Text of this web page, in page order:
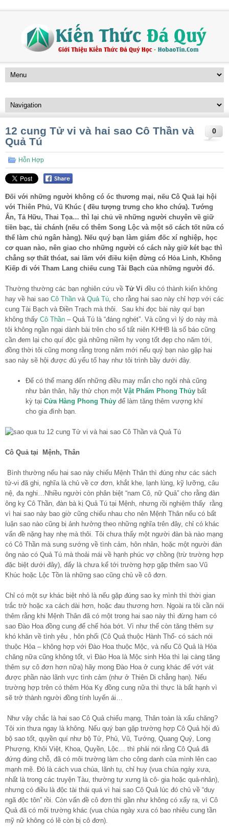
0
12 cung Tử vi và hai sao Cô Thần và
Quả Tú
Hỗn Hợp
Đối với những người không có óc thương mại, nếu Cô Quả lại hội
với Thiên Phủ, Vũ Khúc ( đều tượng trưng cho kho chứa). Tướng
Ấn, Tả Hữu, Thai Tọa… thì lại chủ về những người chuyên về giữ
tiền bạc, tài chánh (nếu có thêm Song Lộc và một số cách tốt nữa có
thể làm chủ ngân hàng). Nếu quý bạn làm giám đốc xí nghiệp, học
cơ quan nào, nên giao cho những người có cách này giữ két bạc thì
chẳng sợ thất thóat, sai lầm với điều kiện đừng có Hỏa Linh, Không
Kiếp đi với Tham Lang chiếu cung Tài Bạch của những người đó.
Thường thường các bạn nghiên cứu về Tử Vi đều có thành kiến không
hay về hai sao Cô Thần và Quả Tú , cho rằng hai sao này chỉ hợp với các
cung Tài Bạch và Điền Trạch mà thôi. Sau khi đọc bài này quí bạn
không thấy Cô Thần – Quả Tú là “đáng nghét”. Và cũng vì lý do này mà
tôi không ngần ngại dành bài trên cho số tất niên KHHB là số báo cũng
cần đem lại cho quí độc giả những niềm hy vọng tốt đẹp cho năm tới,
đồng thời tôi cũng mong rằng trong năm mới nếu quý bạn nào gặp hai
sao này sẽ hội được đủ yếu tố hay như tôi trình bầy dưới đây.
Để có thể mang đến những điều may mắn cho ngôi nhà cũng
như bản thân, hãy thử chọn một Vật Phẩm Phong Thủy bất
kỳ tại Cửa Hàng Phong Thủy để làm tăng thêm vượng khí
cho gia đình bạn.
Cô Quả tại Mệnh, Thân
Bình thường nếu hai sao này chiếu Mệnh Thân thì đúng như các sách
tử-vi đã ghi, nghĩa là chủ về cơ đơn, khắt khe, lạnh lùng, kỹ lưỡng, câu
nệ, đa nghi…Nhiều người còn phân biệt “nam Cô, nữ Quả” cho rằng đàn
ông kỵ Cô Thần, đàn bà kị Quả Tú tại Mệnh, nhưng rồi nghiệm thấy rằng
vì hai sao này bao giờ cũng chiếu nhau cho nên Mệnh Thân nếu có bất
luận sao nào cũng bị ảnh hưởng theo những nghĩa trên đây, chỉ có khác
vấn đề nặng hay nhẹ mà thôi. Tôi chưa thấy một người đàn bà nào mạng
có Cô Thần mà sung sướng về tình cảm, hôn nhân, hoặc một người đàn
ông nào có Quả Tú mà thoải mái về hạnh phúc vợ chồng (trừ trường hợp
đặc biệt dưới đây), đấy là chưa kể tới trường hợp gặp thêm sao Vũ
Khúc hoặc Lộc Tồn là những sao cũng chủ về cô đơn.
Chỉ có một sự khác biệt nhỏ là nếu gặp đúng sao kỵ mình thì thời gian
trắc trở hoặc xa cách dài hơn, hoặc đau thương hơn. Ngoài ra tôi cần nói
thêm rằng khi Mệnh Thân đã có một trong hai sao này thì đừng ham có
sao Đào Hoa đồng cung để chế hóa bớt. Vì như thế còn tăng thêm sự
khó khăn về tình yêu , hôn phối (Cô Quả thuộc Hành Thổ- có sách nói
thuộc Hỏa – không hợp với Đào Hoa thuộc Mộc, và nếu Cô Quả là Hỏa
chăng nữa cũng không tốt, vì Đào Hoa là Mộc sinh Hỏa thì lại càng tăng
thêm sự cô đơn hơn nữa) hãy mong Đào Hoa ở cung khác để vớt vát
được phần nào lãnh vực tình cảm (như ở Thiên Di chẳng hạn). Nếu
trường hợp trên có thêm Hóa Kỵ đồng cung nữa thì thực là bất hạnh vì
sẽ trở thành người đồng tính luyến ái…
Như vậy chắc là hai sao Cô Quả chiếu mạng, Thân toàn là xấu chăng?
Tôi xin thưa ngay là không. Nếu quý bạn gặp trường hợp Cô Quả hội đủ
bộ sao tốt, quyền quí như bộ Tử, Phủ, Vũ, Tướng, Quang Quý, Long
Phượng, Khôi Việt, Khoa, Quyền, Lộc… thì phải nói rằng Cô Quả đã
đứng đúng chỗ, đã có môi trường làm cho công danh của mình lên cao
mạnh mẽ. Đó là cách vua chúa, lãnh tụ, chỉ huy (vua chúa ngày xưa,
nhất là trong các truyện Tàu, thường tự xưng là cô- gia hoặc quả-nhân),
nhưng có điều là độc tài thái quá vì hai sao Cô Quả lúc đó chủ về “duy
ngã độc tôn” rồi. Còn vấn đề cô đơn thì gần như không có xẩy ra, vì Cô
Quả đã có môi trường khác (vua chúa ngày xưa có bao nhiêu cung tần
mỹ nữ không có lẽ còn bị cô đơn).